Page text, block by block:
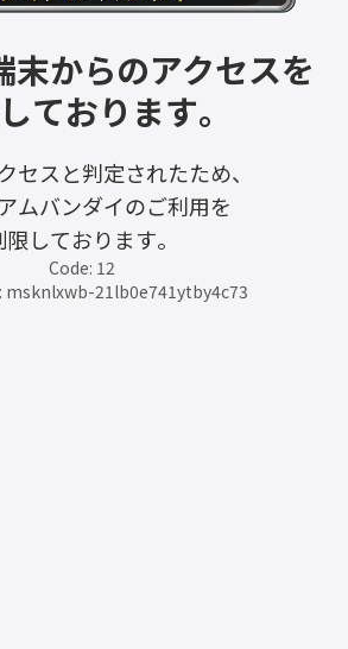
末からのアクセスを
ております。
セスと判定されたため、
ムバンダイのご利用を
限しております。
Code: 12
msknlxwb-21lb0e741ytby4c73